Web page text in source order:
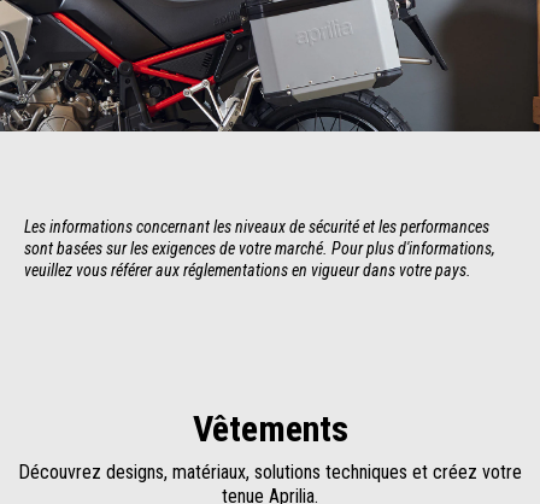
Les informations concernant les niveaux de sécurité et les performances
sont basées sur les exigences de votre marché. Pour plus d'informations,
veuillez vous référer aux réglementations en vigueur dans votre pays.
Vêtements
Découvrez designs, matériaux, solutions techniques et créez votre
tenue Aprilia.